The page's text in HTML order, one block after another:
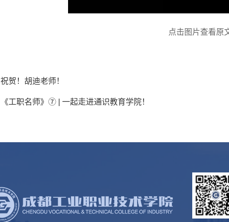
点击图片查看原
祝贺！胡迪老师！
《工职名师》⑦ | 一起走进通识教育学院！